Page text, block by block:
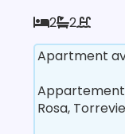
2 2
Apartment
Rosa,